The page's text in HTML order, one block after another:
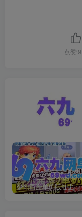
点赞
梦幻西游单机版红尘西游2微变独家打造龙魂抽奖令牌四象神兽